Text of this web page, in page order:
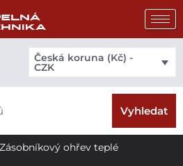
Česká koruna (Kč) -
CZK
Vyhledat
Zásobníkový ohřev teplé